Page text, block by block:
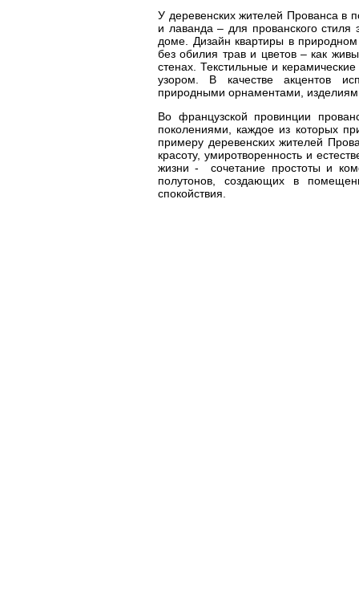
У деревенских жителей Прованса в
и лаванда – для прованского
доме. Дизайн квартиры в
без обилия трав и цветов – как
стенах. Текстильные и
узором. В качестве акцентов
природными орнаментами,
Во французской провинции
поколениями, каждое из которых
примеру деревенских жителей
красоту, умиротворенность и
жизни - сочетание простоты и
полутонов, создающих в
спокойствия.